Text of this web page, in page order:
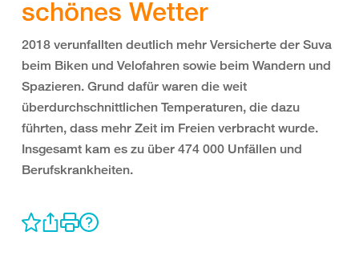
schönes Wetter
2018 verunfallten deutlich mehr Versicherte der Suva
beim Biken und Velofahren sowie beim Wandern und
Spazieren. Grund dafür waren die weit
überdurchschnittlichen Temperaturen, die dazu
führten, dass mehr Zeit im Freien verbracht wurde.
Insgesamt kam es zu über 474 000 Unfällen und
Berufskrankheiten.